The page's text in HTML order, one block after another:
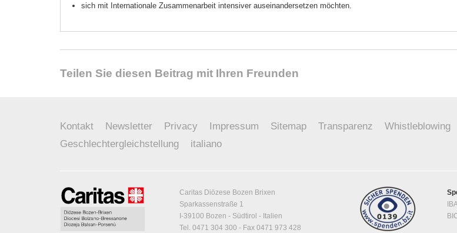
sich mit Internationale Zusammenarbeit intensiver auseinandersetzen möchten.
Teilen Sie diesen Beitrag mit Ihren Freunden
Kontakt Newsletter Privacy Impressum Sitemap Transparenz
Whistleblowing
Geschlechtergleichstellung
italiano
Caritas Diözese Bozen Brixen
Sparkassenstraße 1
I-39100 Bozen - Südtirol - Italien
Tel. 0471 304 300 - Fax 0471 973 428